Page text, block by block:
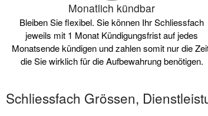
Monatlich kündbar
Bleiben Sie flexibel. Sie können Ihr Schliessfach
jeweils mit 1 Monat Kündigungsfrist auf jedes
Monatsende kündigen und zahlen somit nur die
die Sie wirklich für die Aufbewahrung benötigen.
Schliessfach Grössen,